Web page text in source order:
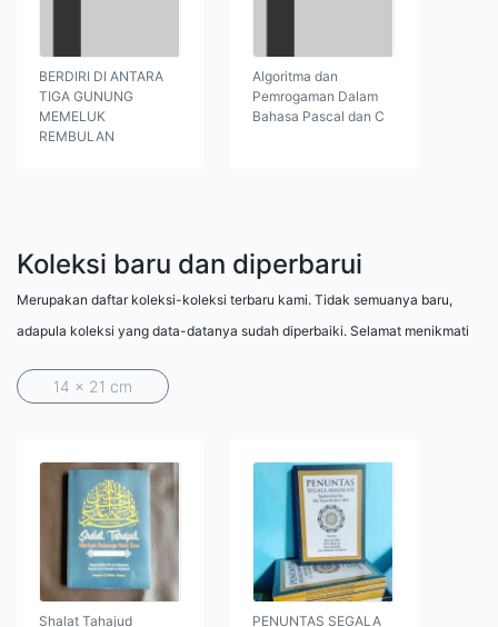
BERDIRI DI ANTARA
TIGA GUNUNG
MEMELUK
REMBULAN
Algoritma dan
Pemrogaman Dalam
Bahasa Pascal dan C
Koleksi baru dan diperbarui
Merupakan daftar koleksi-koleksi terbaru kami. Tidak semuanya baru,
adapula koleksi yang data-datanya sudah diperbaiki. Selamat menikmati
14 x 21 cm
Shalat Tahajud PENUNTAS SEGALA